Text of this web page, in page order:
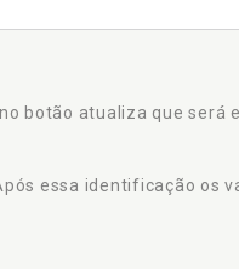
botão atualiza que será
essa identificação os